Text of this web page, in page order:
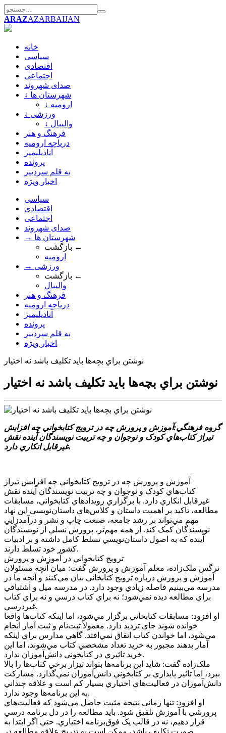
ARAZAZARBAIJAN
خانه
سیاسی
اقتصادی
اجتماعی
صدای شهروند
↓ شهرستان ها
↓ ارومیه
↓ ورزشی
↓ والیبال
فرهنگ و هنر
دریاچه ارومیه
آنادیلیمیز
پرونده
به قلم سردبیر
اخبار ویژه
سیاسی
اقتصادی
اجتماعی
صدای شهروند
→ شهرستان ها
بازگشت ←
ارومیه
→ ورزشی
بازگشت ←
والیبال
فرهنگ و هنر
دریاچه ارومیه
آنادیلیمیز
پرونده
به قلم سردبیر
اخبار ویژه
نوشتن براي بچه‌ها بايد تکليف باشد نه اختيار
نوشتن براي بچه‌ها بايد تکليف باشد نه اختيار
گروه فرهنگي:آموزش و پرورش چه در ترويج کتابخواني چه افزايش
تيراژ کتاب‌هاي کودک و نوجوان و چه تربيت نويسندگان آينده نقش
غيرقابل انکاري دارد.
آموزش و پرورش چه در ترويج کتابخواني چه افزايش تيراژ
کتاب‌هاي کودک و نوجوان و چه تربيت نويسندگان آينده نقش
غيرقابل انکاري دارد. با برگزاري رويدادهاي کتابخواني، مسابقات
مطالعه، تاکيد بر اهميت داستان و کلاس‌هاي داستان‌نويسي اين نهاد
مهم مي‌تواند بر رشد جامعه، صنعت چاپ و نشر و درآمدزايي
نويسندگان کمک کند. از همه مهم‌تر، پرورش نسلي از نويسندگان
آينده که به اصول داستان‌نويسي تسلط کامل داشته و بر ادبيات
کشور خود تسلط دارند.
ترويج کتابخواني در آموزش و پرورش
نرگس ملک‌زاده، معلم آموزش و پرورش گفت: ميان آنچه مسئولان
آموزش و پرورش درباره ترويج کتابخاني بيان مي‌کنند و آنچه ما در
مدرسه مي‌بينيم فاصله زيادي وجود دارد. در مدرسه ميل و اشتياقي
براي مطالعه ديده نمي‌شود؛ نه براي کتاب درسي و نه براي کتاب
غيردرسي.
او افزود: مسابقات کتابخاني برگزار مي‌شود، اما اينکه کتاب‌ها واقعا
خوانده شوند جاي ترديد دارد. معمولاً ثبت‌نام و ثبت آمار انجام
مي‌شود، اما خواندن کتاب اتفاق نمي‌افتد. گاهي مدارس براي اينکه
آمار بدهند مجبور به خريد تعداد مشخصي کتاب مي‌شوند، اما اين
خريد تاثيري در کتابخوني دانش‌آموزان ندارد.
ملک‌زاده گفت: شايد اين برنامه‌ها بتواند تيزار برخي کتاب‌ها را بالا
ببرد، اما تاثير پايداري بر کتابخوني دانش‌آموزان نمي‌گذارد. مشارکت
دانش‌آموزان در فعاليت‌هاي اختياري بسيار کم است و علاقه چنداني
به اين برنامه‌ها وجود ندارد.
او افزود: تنها زماني نتيجه مثبت حاصل مي‌شود که فعاليت‌هاي
پرورشي با آموزش تلفيق شود. بايد مطالعه را در دل برنامه درسي
قرار دهيم، نه در قالب يک فوق‌برنامه اختياري. حتي اگر ابتدا به
صورت تکليف باشد، ممکن است به تدريج علاقه مطالعه در